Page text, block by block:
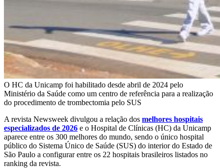
O HC da Unicamp foi habilitado desde abril de 2024 pelo
Ministério da Saúde como um centro de referência para a realização
do procedimento de trombectomia pelo SUS
A revista Newsweek divulgou a relação dos melhores hospitais
especializados de 2026 e o Hospital de Clínicas (HC) da Unicamp
aparece entre os 300 melhores do mundo, sendo o único hospital
público do Sistema Único de Saúde (SUS) do interior do Estado de
São Paulo a configurar entre os 22 hospitais brasileiros listados no
ranking da revista.